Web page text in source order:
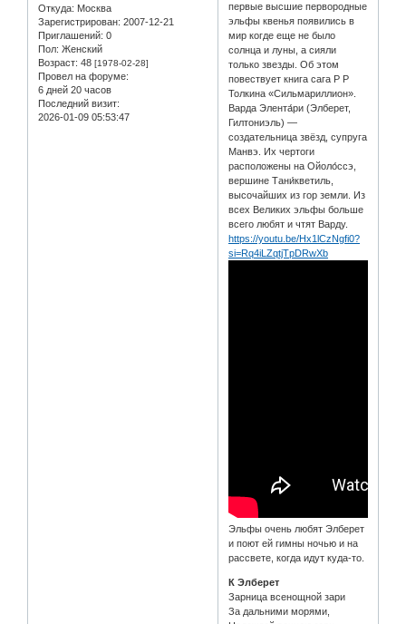
Откуда: Москва
Зарегистрирован: 2007-12-21
Приглашений: 0
Пол: Женский
Возраст: 48 [1978-02-28]
Провел на форуме:
6 дней 20 часов
Последний визит:
2026-01-09 05:53:47
первые высшие первородные
эльфы квенья появились в
мир когде еще не было
солнца и луны, а сияли
только звезды. Об этом
повествует книга сага Р Р
Толкина «Сильмариллион».
Варда Элента́ри (Элберет,
Гилтониэль) —
создательница звёзд, супруга
Манвэ. Их чертоги
расположены на Ойоло́ссэ,
вершине Тани́кветиль,
высочайших из гор земли. Из
всех Великих эльфы больше
всего любят и чтят Варду.
https://youtu.be/Hx1lCzNgfi0?
si=Rq4iLZqtjTpDRwXb
Эльфы очень любят Элберет
и поют ей гимны ночью и на
рассвете, когда идут куда-то.
К Элберет
Зарница всенощной зари
За дальними морями,